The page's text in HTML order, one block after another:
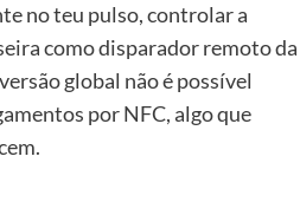
no teu pulso, controlar a
como disparador remoto da
global não é possível
por NFC, algo que